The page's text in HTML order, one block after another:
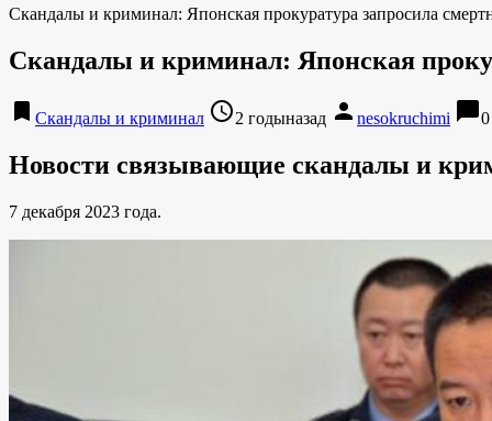
Скандалы и криминал: Японская прокуратура запросила
Скандалы и криминал: Японская
bookmark Скандалы и криминал access_time2 годыназад person nesokruchimi chat_bubble0
Новости связывающие скандалы и
7 декабря 2023 года.